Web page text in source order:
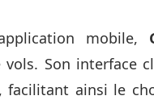
mobile,
Son interface
facilitant ainsi le